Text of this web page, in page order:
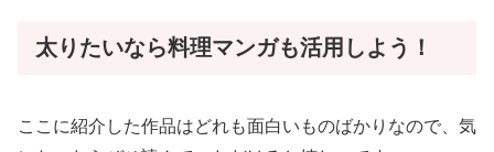
太りたいなら料理マンガも活用しよう！
ここに紹介した作品はどれも面白いものばかりなので、気